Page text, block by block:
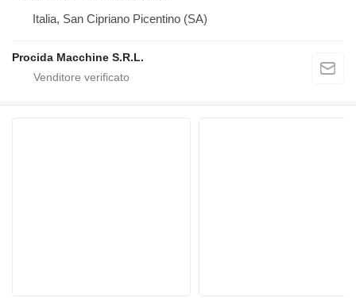
Italia, San Cipriano Picentino (SA)
Procida Macchine S.R.L.